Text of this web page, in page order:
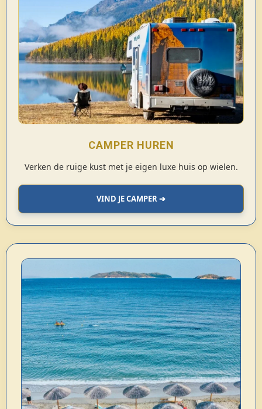
CAMPER HUREN
Verken de ruige kust met je eigen luxe huis op wielen.
VIND JE CAMPER ➔